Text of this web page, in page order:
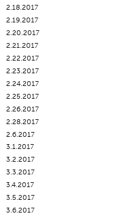
2.18.2017
2.19.2017
2.20.2017
2.21.2017
2.22.2017
2.23.2017
2.24.2017
2.25.2017
2.26.2017
2.28.2017
2.6.2017
3.1.2017
3.2.2017
3.3.2017
3.4.2017
3.5.2017
3.6.2017